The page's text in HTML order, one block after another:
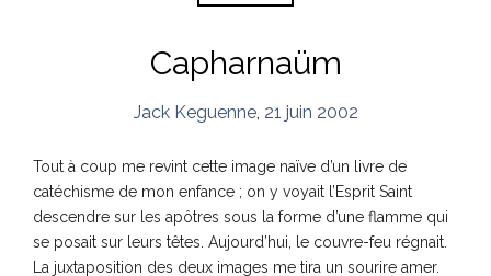
Capharnaüm
Jack Keguenne, 21 juin 2002
Tout à coup me revint cette image naïve d’un livre de
catéchisme de mon enfance ; on y voyait l’Esprit Saint
descendre sur les apôtres sous la forme d’une flamme qui
se posait sur leurs têtes. Aujourd’hui, le couvre-feu régnait.
La juxtaposition des deux images me tira un sourire amer.